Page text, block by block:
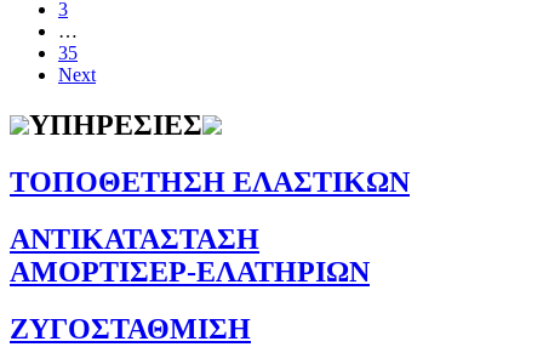
3
…
35
Next
ΥΠΗΡΕΣΙΕΣ
ΤΟΠΟΘΕΤΗΣΗ ΕΛΑΣΤΙΚΩΝ
ΑΝΤΙΚΑΤΑΣΤΑΣΗ
ΑΜΟΡΤΙΣΕΡ-ΕΛΑΤΗΡΙΩΝ
ΖΥΓΟΣΤΑΘΜΙΣΗ